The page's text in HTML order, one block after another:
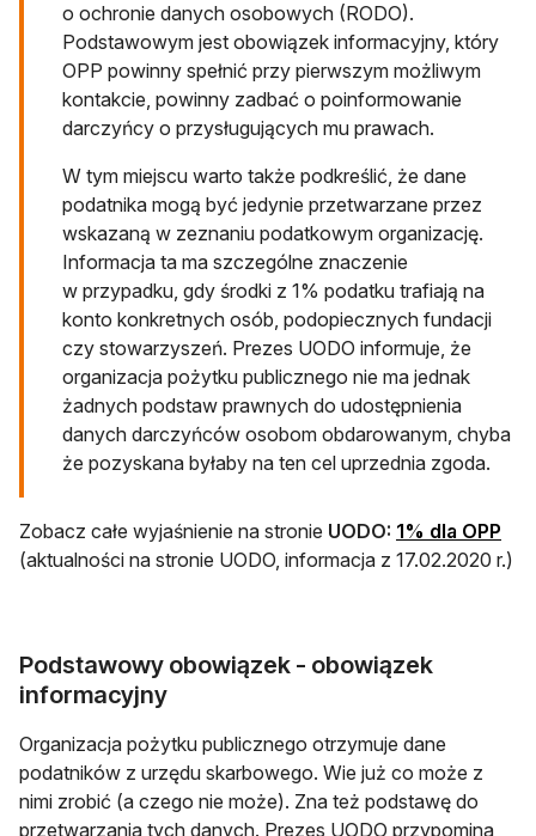
o ochronie danych osobowych (RODO).
Podstawowym jest obowiązek informacyjny, który
OPP powinny spełnić przy pierwszym możliwym
kontakcie, powinny zadbać o poinformowanie
darczyńcy o przysługujących mu prawach.
W tym miejscu warto także podkreślić, że dane
podatnika mogą być jedynie przetwarzane przez
wskazaną w zeznaniu podatkowym organizację.
Informacja ta ma szczególne znaczenie
w przypadku, gdy środki z 1% podatku trafiają na
konto konkretnych osób, podopiecznych fundacji
czy stowarzyszeń. Prezes UODO informuje, że
organizacja pożytku publicznego nie ma jednak
żadnych podstaw prawnych do udostępnienia
danych darczyńców osobom obdarowanym, chyba
że pozyskana byłaby na ten cel uprzednia zgoda.
Zobacz całe wyjaśnienie na stronie UODO: 1% dla OPP
(aktualności na stronie UODO, informacja z 17.02.2020 r.)
Podstawowy obowiązek - obowiązek
informacyjny
Organizacja pożytku publicznego otrzymuje dane
podatników z urzędu skarbowego. Wie już co może z
nimi zrobić (a czego nie może). Zna też podstawę do
przetwarzania tych danych. Prezes UODO przypomina,